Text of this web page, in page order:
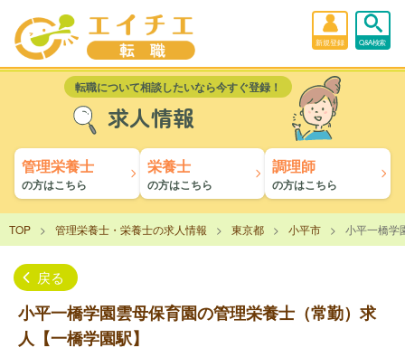
新規登録 Q&A検索
転職について相談したいなら今すぐ登録！
求人情報
管理栄養士
の方はこちら
栄養士
の方はこちら
調理師
の方はこちら
TOP 管理栄養士・栄養士の求人情報 東京都 小平市 小平一橋学
戻る
小平一橋学園雲母保育園の管理栄養士（常勤）求
人【一橋学園駅】